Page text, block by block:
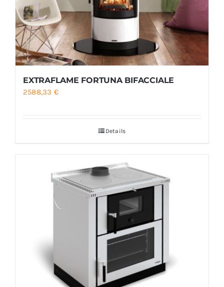
EXTRAFLAME FORTUNA BIFACCIALE
2588,33 €
Details